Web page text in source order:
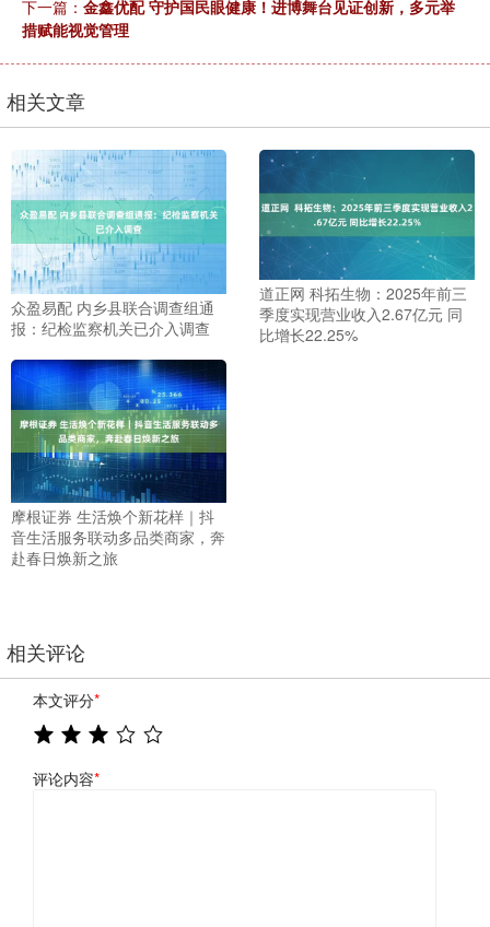
下一篇： 金鑫优配 守护国民眼健康！进博舞台见证创新，多元举
措赋能视觉管理
相关文章
众盈易配 内乡县联合调查组通
报：纪检监察机关已介入调查
道正网 科拓生物：2025年前三
季度实现营业收入2.67亿元 同
比增长22.25%
摩根证券 生活焕个新花样｜抖
音生活服务联动多品类商家，奔
赴春日焕新之旅
相关评论
本文评分*
评论内容*